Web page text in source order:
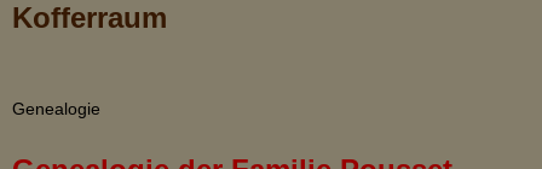
Kofferraum
Genealogie